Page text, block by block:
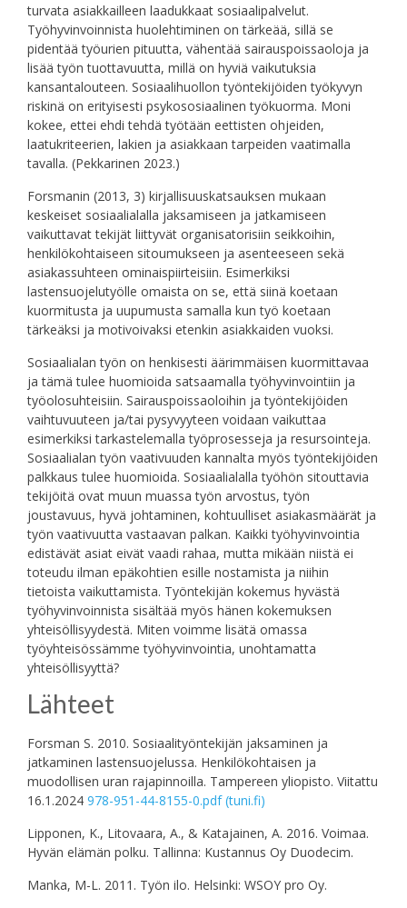
turvata asiakkailleen laadukkaat sosiaalipalvelut.
Työhyvinvoinnista huolehtiminen on tärkeää, sillä se
pidentää työurien pituutta, vähentää sairauspoissaoloja ja
lisää työn tuottavuutta, millä on hyviä vaikutuksia
kansantalouteen. Sosiaalihuollon työntekijöiden työkyvyn
riskinä on erityisesti psykososiaalinen työkuorma. Moni
kokee, ettei ehdi tehdä työtään eettisten ohjeiden,
laatukriteerien, lakien ja asiakkaan tarpeiden vaatimalla
tavalla. (Pekkarinen 2023.)
Forsmanin (2013, 3) kirjallisuuskatsauksen mukaan
keskeiset sosiaalialalla jaksamiseen ja jatkamiseen
vaikuttavat tekijät liittyvät organisatorisiin seikkoihin,
henkilökohtaiseen sitoumukseen ja asenteeseen sekä
asiakassuhteen ominaispiirteisiin. Esimerkiksi
lastensuojelutyölle omaista on se, että siinä koetaan
kuormitusta ja uupumusta samalla kun työ koetaan
tärkeäksi ja motivoivaksi etenkin asiakkaiden vuoksi.
Sosiaalialan työn on henkisesti äärimmäisen kuormittavaa
ja tämä tulee huomioida satsaamalla työhyvinvointiin ja
työolosuhteisiin. Sairauspoissaoloihin ja työntekijöiden
vaihtuvuuteen ja/tai pysyvyyteen voidaan vaikuttaa
esimerkiksi tarkastelemalla työprosesseja ja resursointeja.
Sosiaalialan työn vaativuuden kannalta myös työntekijöiden
palkkaus tulee huomioida. Sosiaalialalla työhön sitouttavia
tekijöitä ovat muun muassa työn arvostus, työn
joustavuus, hyvä johtaminen, kohtuulliset asiakasmäärät ja
työn vaativuutta vastaavan palkan. Kaikki työhyvinvointia
edistävät asiat eivät vaadi rahaa, mutta mikään niistä ei
toteudu ilman epäkohtien esille nostamista ja niihin
tietoista vaikuttamista. Työntekijän kokemus hyvästä
työhyvinvoinnista sisältää myös hänen kokemuksen
yhteisöllisyydestä. Miten voimme lisätä omassa
työyhteisössämme työhyvinvointia, unohtamatta
yhteisöllisyyttä?
Lähteet
Forsman S. 2010. Sosiaalityöntekijän jaksaminen ja
jatkaminen lastensuojelussa. Henkilökohtaisen ja
muodollisen uran rajapinnoilla. Tampereen yliopisto. Viitattu
16.1.2024 978-951-44-8155-0.pdf (tuni.fi)
Lipponen, K., Litovaara, A., & Katajainen, A. 2016. Voimaa.
Hyvän elämän polku. Tallinna: Kustannus Oy Duodecim.
Manka, M-L. 2011. Työn ilo. Helsinki: WSOY pro Oy.